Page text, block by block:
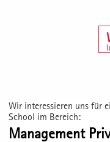
Wir interessieren uns für
School im Bereich:
Management